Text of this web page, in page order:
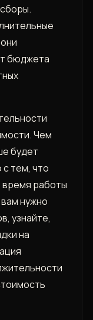
бюджета
Чем
будет
тем, что
время работы
нужно
узнайте,
на